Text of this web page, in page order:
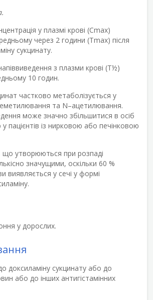
у плазмі крові (Сmax)
через 2 години (Тmax) після
сукцинату.
з плазми крові (Т½)
10 годин.
частково метаболізується у
та N–ацетилювання.
може значно збільшитися в осіб
у пацієнтів із нирковою або печінковою
що утворюються при розпаді
значущими, оскільки 60 %
виявляється у сечі у формі
у дорослих.
доксиламіну сукцинату або до
або до інших антигістамінних